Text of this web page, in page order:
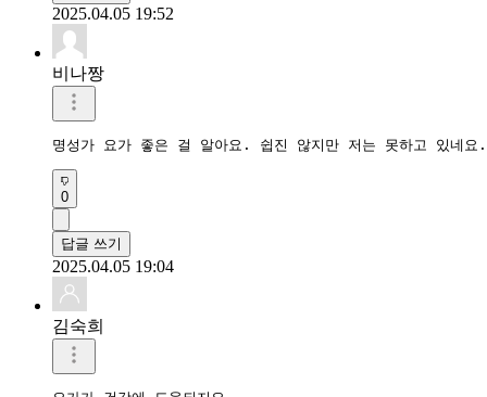
2025.04.05 19:52
비나짱
명성가 요가 좋은 걸 알아요. 쉽진 않지만 저는 못하고 있네요.
0
답글 쓰기
2025.04.05 19:04
김숙희